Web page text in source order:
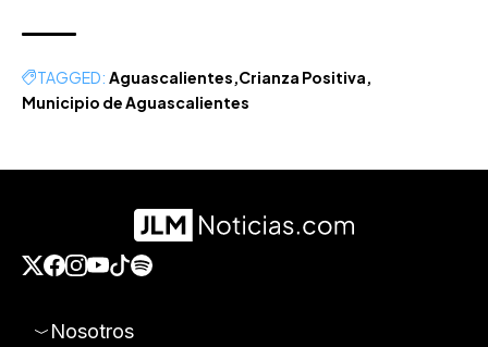
TAGGED: Aguascalientes Crianza Positiva
Municipio de Aguascalientes
Nosotros